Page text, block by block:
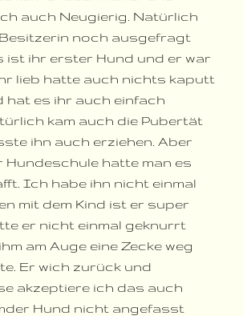
auch Neugierig. Natürlich
noch ausgefragt
ist ihr erster Hund und er war
lieb hatte auch nichts kaputt
hat es ihr auch einfach
kam auch die Pubertät
ihn auch erziehen. Aber
Hundeschule hatte man es
Ich habe ihn nicht einmal
mit dem Kind ist er super
er nicht einmal geknurrt
am Auge eine Zecke weg
Er wich zurück und
akzeptiere ich das auch
Hund nicht angefasst